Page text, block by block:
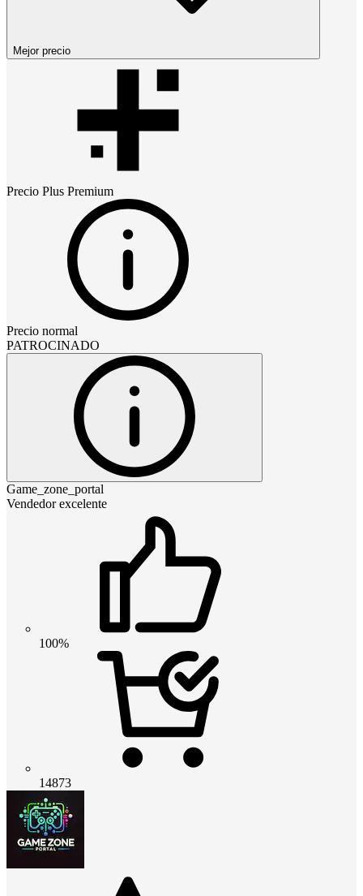
Mejor precio
Precio Plus Premium
Precio normal
PATROCINADO
Game_zone_portal
Vendedor excelente
100%
14873